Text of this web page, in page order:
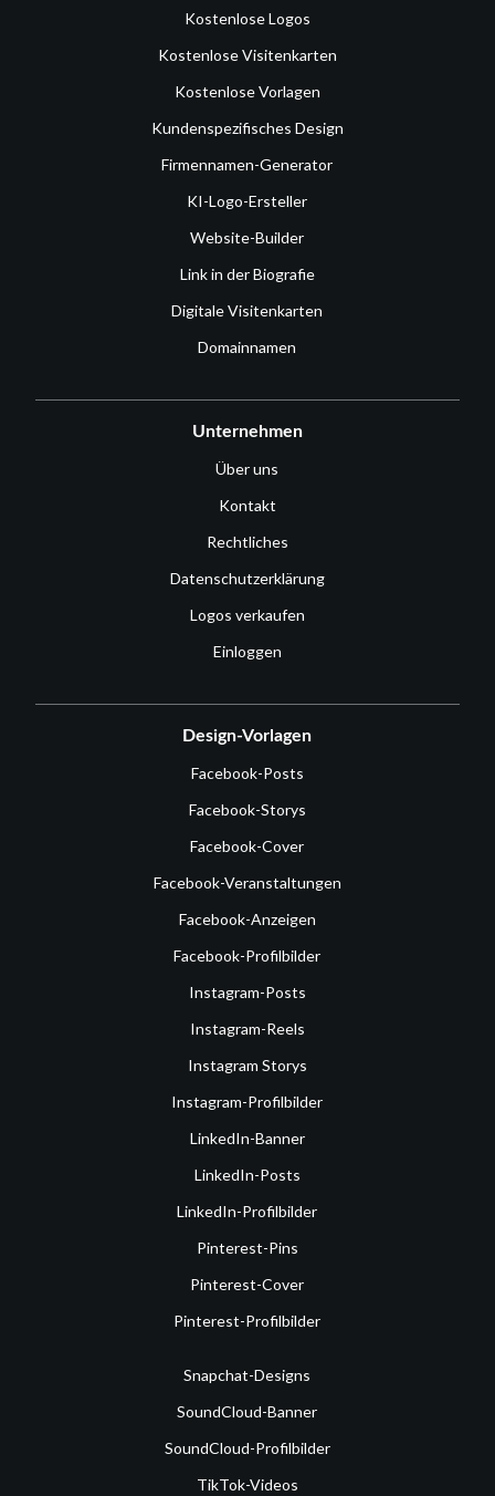
Kostenlose Logos
Kostenlose Visitenkarten
Kostenlose Vorlagen
Kundenspezifisches Design
Firmennamen-Generator
KI-Logo-Ersteller
Website-Builder
Link in der Biografie
Digitale Visitenkarten
Domainnamen
Unternehmen
Über uns
Kontakt
Rechtliches
Datenschutzerklärung
Logos verkaufen
Einloggen
Design-Vorlagen
Facebook-Posts
Facebook-Storys
Facebook-Cover
Facebook-Veranstaltungen
Facebook-Anzeigen
Facebook-Profilbilder
Instagram-Posts
Instagram-Reels
Instagram Storys
Instagram-Profilbilder
LinkedIn-Banner
LinkedIn-Posts
LinkedIn-Profilbilder
Pinterest-Pins
Pinterest-Cover
Pinterest-Profilbilder
Snapchat-Designs
SoundCloud-Banner
SoundCloud-Profilbilder
TikTok-Videos